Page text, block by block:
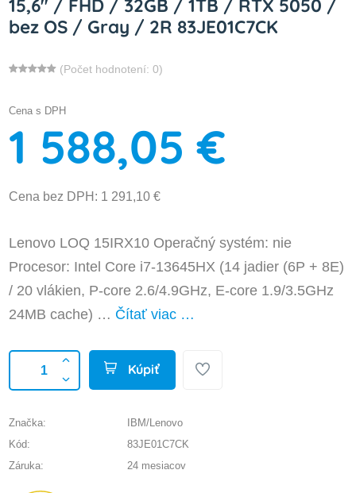
15,6" / FHD / 32GB / 1TB / RTX 5050 /
bez OS / Gray / 2R 83JE01C7CK
(Počet hodnotení: 0)
Cena s DPH
1 588,05 €
Cena bez DPH: 1 291,10 €
Lenovo LOQ 15IRX10 Operačný systém: nie
Procesor: Intel Core i7-13645HX (14 jadier (6P + 8E)
/ 20 vlákien, P-core 2.6/4.9GHz, E-core 1.9/3.5GHz
24MB cache) … Čítať viac …
Kúpiť
Značka:
IBM/Lenovo
Kód:
83JE01C7CK
Záruka:
24 mesiacov